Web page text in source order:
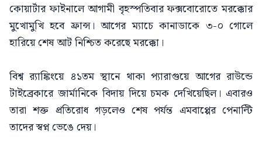
কোয়ার্টার ফাইনালে আগামী বৃহস্পতিবার ফক্সবোরোতে মরক্কোর
মুখোমুখি হবে ফ্রান্স। আগের ম্যাচে কানাডাকে ৩-০ গোলে
হারিয়ে শেষ আট নিশ্চিত করেছে মরক্কো।
বিশ্ব র‌্যাঙ্কিংয়ে ৪১তম স্থানে থাকা প্যারাগুয়ে আগের রাউন্ডে
টাইব্রেকারে জার্মানিকে বিদায় দিয়ে চমক দেখিয়েছিল। এবারও
তারা শক্ত প্রতিরোধ গড়লেও শেষ পর্যন্ত এমবাপ্পের পেনাল্টি
তাদের স্বপ্ন ভেঙে দেয়।